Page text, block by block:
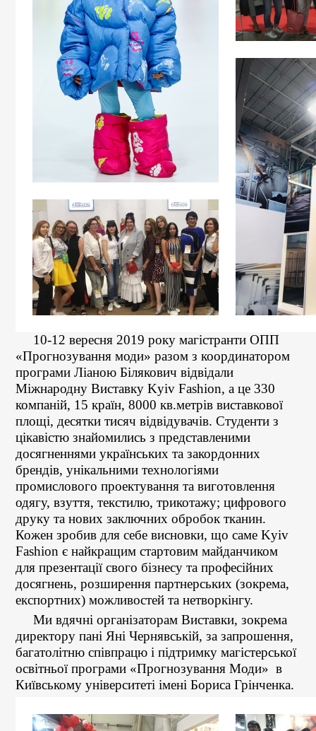
10-12 вересня 2019 року магістранти ОПП
«Прогнозування моди» разом з координатором
програми Ліаною Білякович відвідали
Міжнародну Виставку Kyiv Fashion, а це 330
компаній, 15 країн, 8000 кв.метрів виставкової
площі, десятки тисяч відвідувачів. Студенти з
цікавістю знайомились з представленими
досягненнями українських та закордонних
брендів, унікальними технологіями
промислового проектування та виготовлення
одягу, взуття, текстилю, трикотажу; цифрового
друку та нових заключних обробок тканин.
Кожен зробив для себе висновки, що саме Kyiv
Fashion є найкращим стартовим майданчиком
для презентації свого бізнесу та професійних
досягнень, розширення партнерських (зокрема,
експортних) можливостей та нетворкінгу.
Ми вдячні організаторам Виставки, зокрема
директору пані Яні Чернявській, за запрошення,
багатолітню співпрацю і підтримку магістерської
освітньої програми «Прогнозування Моди» в
Київському університеті імені Бориса Грінченка.